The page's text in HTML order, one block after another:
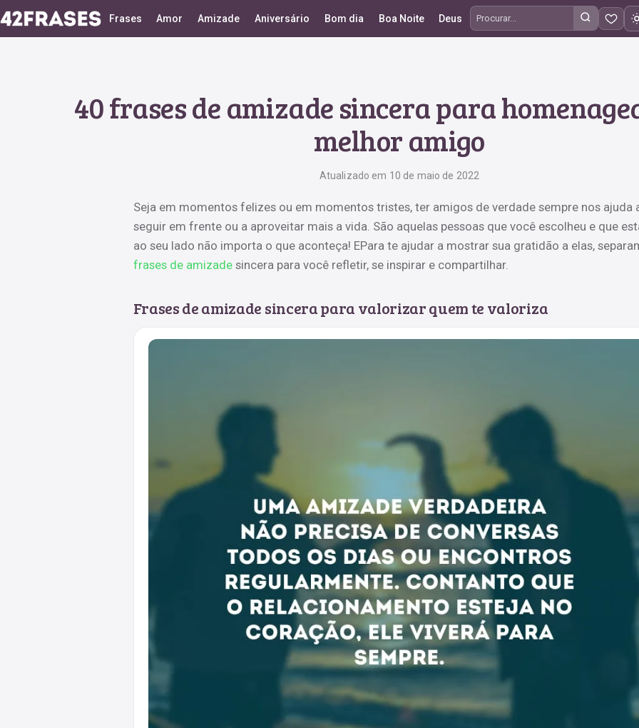
Frases Amor Amizade Aniversário Bom dia Boa Noite Deus
Procurar frases
40 frases de amizade sincera para
melhor amigo
Atualizado em 10 de maio de 2022
Seja em momentos felizes ou em momentos tristes, ter amigos de verdade sempre nos ajuda
seguir em frente ou a aproveitar mais a vida. São aquelas pessoas que você escolheu e que
ao seu lado não importa o que aconteça! EPara te ajudar a mostrar sua gratidão a elas,
frases de amizadesincera para você refletir, se inspirar e compartilhar.
Frases de amizade sincera para valorizar quem te valoriza